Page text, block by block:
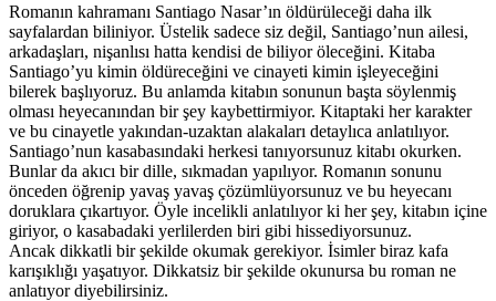
Romanın kahramanı Santiago Nasar’ın öldürüleceği daha ilk
sayfalardan biliniyor. Üstelik sadece siz değil, Santiago’nun ailesi,
arkadaşları, nişanlısı hatta kendisi de biliyor öleceğini. Kitaba
Santiago’yu kimin öldüreceğini ve cinayeti kimin işleyeceğini
bilerek başlıyoruz. Bu anlamda kitabın sonunun başta söylenmiş
olması heyecanından bir şey kaybettirmiyor. Kitaptaki her karakter
ve bu cinayetle yakından-uzaktan alakaları detaylıca anlatılıyor.
Santiago’nun kasabasındaki herkesi tanıyorsunuz kitabı okurken.
Bunlar da akıcı bir dille, sıkmadan yapılıyor. Romanın sonunu
önceden öğrenip yavaş yavaş çözümlüyorsunuz ve bu heyecanı
doruklara çıkartıyor. Öyle incelikli anlatılıyor ki her şey, kitabın içine
giriyor, o kasabadaki yerlilerden biri gibi hissediyorsunuz.
Ancak dikkatli bir şekilde okumak gerekiyor. İsimler biraz kafa
karışıklığı yaşatıyor. Dikkatsiz bir şekilde okunursa bu roman ne
anlatıyor diyebilirsiniz.